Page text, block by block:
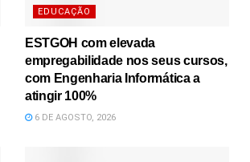
EDUCAÇÃO
ESTGOH com elevada
empregabilidade nos seus cursos,
com Engenharia Informática a
atingir 100%
6 DE AGOSTO, 2026